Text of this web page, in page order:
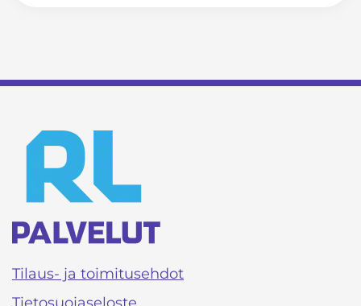
Tilaus- ja toimitusehdot